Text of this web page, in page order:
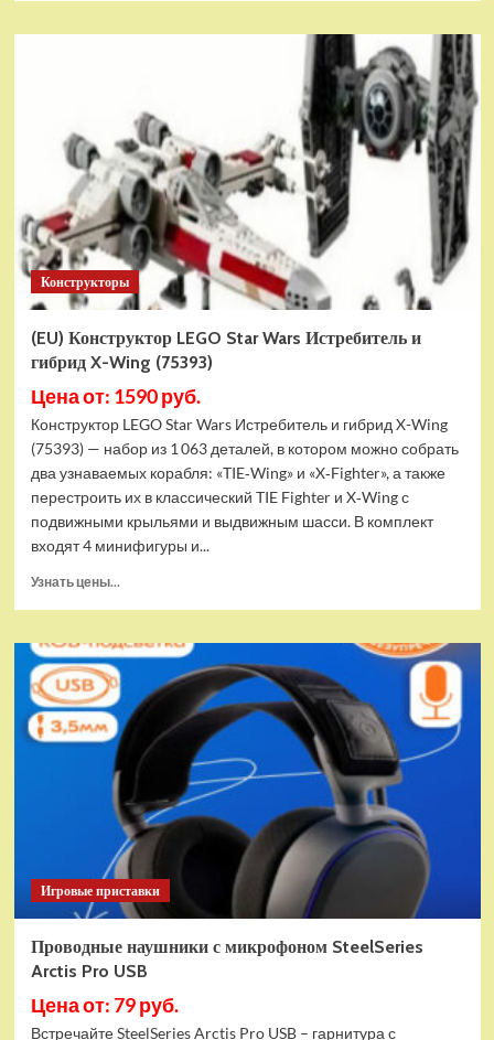
(EU)
Шанг-
Чи
и
Великий
Защитник
(30454)
Конструкторы
(EU) Конструктор LEGO Star Wars Истребитель и
гибрид X-Wing (75393)
Цена от: 1590 руб.
Конструктор LEGO Star Wars Истребитель и гибрид X-Wing
(75393) — набор из 1 063 деталей, в котором можно собрать
два узнаваемых корабля: «TIE‑Wing» и «X‑Fighter», а также
перестроить их в классический TIE Fighter и X‑Wing с
подвижными крыльями и выдвижным шасси. В комплект
входят 4 минифигуры и...
Узнать цены...
(EU)
Конструктор
LEGO
Star
Wars
Истребитель
и
гибрид
X-
Wing
(75393)
Игровые приставки
Проводные наушники с микрофоном SteelSeries
Arctis Pro USB
Цена от: 79 руб.
Встречайте SteelSeries Arctis Pro USB – гарнитура с